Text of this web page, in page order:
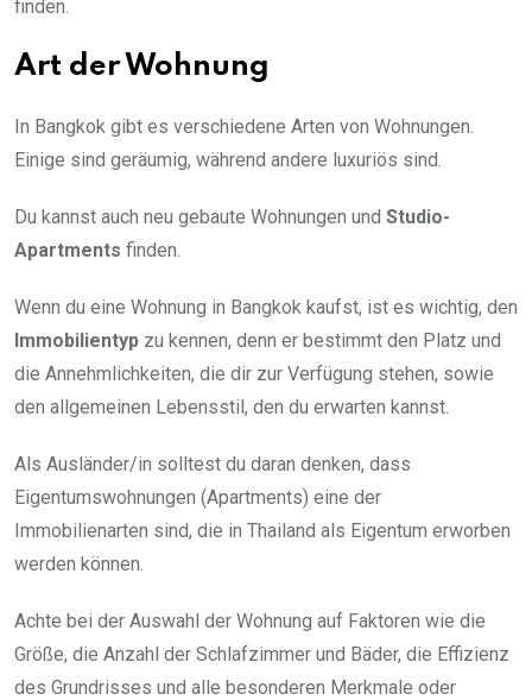
finden.
Art der Wohnung
In Bangkok gibt es verschiedene Arten von Wohnungen.
Einige sind geräumig, während andere luxuriös sind.
Du kannst auch neu gebaute Wohnungen und Studio-
Apartments finden.
Wenn du eine Wohnung in Bangkok kaufst, ist es wichtig, den
Immobilientyp zu kennen, denn er bestimmt den Platz und
die Annehmlichkeiten, die dir zur Verfügung stehen, sowie
den allgemeinen Lebensstil, den du erwarten kannst.
Als Ausländer/in solltest du daran denken, dass
Eigentumswohnungen (Apartments) eine der
Immobilienarten sind, die in Thailand als Eigentum erworben
werden können.
Achte bei der Auswahl der Wohnung auf Faktoren wie die
Größe, die Anzahl der Schlafzimmer und Bäder, die Effizienz
des Grundrisses und alle besonderen Merkmale oder